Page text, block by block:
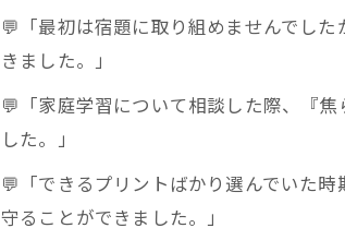
💬「最初は宿題に取り組めませんでし
きました。」
💬「家庭学習について相談した際、『
した。」
💬「できるプリントばかり選んでいた
守ることができました。」